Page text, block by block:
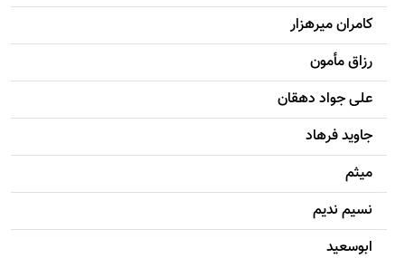
کامران میرهزار
رزاق مأمون
علی جواد دهقان
جاويد فرهاد
میثم
نسیم ندیم
ابوسعيد